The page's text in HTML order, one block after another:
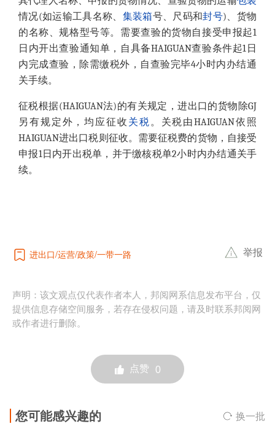
情况(如运输工具名称、 集装箱号、尺码和封号)、货物
的名称、规格型号等。需要查验的货物自接受申报起1
日内开出查验通知单，自具备HAIGUAN查验条件起1日
内完成查验，除需缴税外，自查验完毕4小时内办结通
关手续。
征税根据(HAIGUAN法)的有关规定，进出口的货物除GJ
另有规定外，均应征收 关税。关税由HAIGUAN依照
HAIGUAN进出口税则征收。需要征税费的货物，自接受
申报1日内开出税单，并于缴核税单2小时内办结通关手
续。
进出口 运营 政策 一带一路 举报
声明：该文观点仅代表作者本人，邦阅网系信息发布平台，仅
提供信息存储空间服务，若存在侵权问题，请及时联系邦阅网
或作者进行删除。
点赞 0
您可能感兴趣的 换一批